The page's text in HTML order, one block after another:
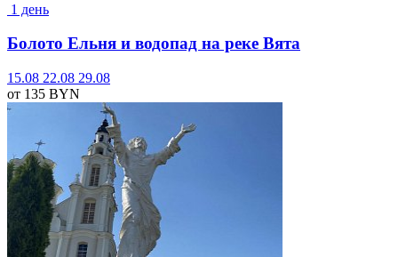
1 день
Болото Ельня и водопад на реке Вята
15.08 22.08 29.08
от 135 BYN